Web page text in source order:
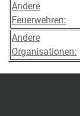
Andere
Feuerwehren:
Andere
Organisationen: